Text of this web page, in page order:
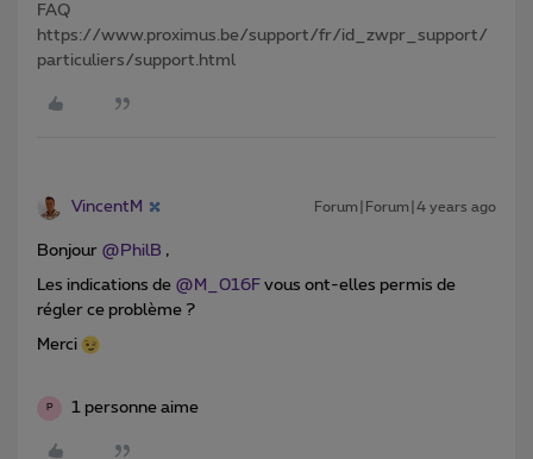
FAQ
https://www.proximus.be/support/fr/id_zwpr_support/
particuliers/support.html
VincentM Forum|Forum|4 years ago
Bonjour @PhilB ,
Les indications de @M_016F vous ont-elles permis de
régler ce problème ?
Merci
P 1 personne aime